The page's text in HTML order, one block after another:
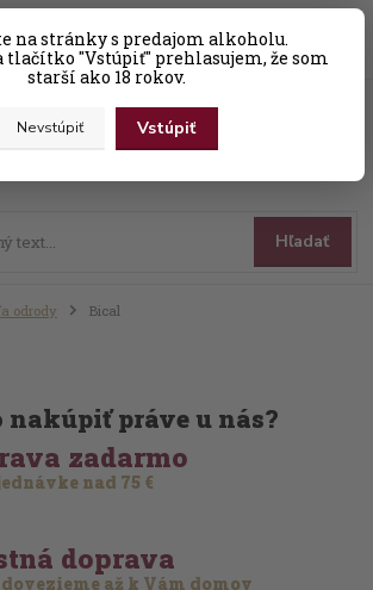
na stránky s predajom alkoholu.
"Vstúpiť" prehlasujem, že som
starší ako 18 rokov.
Nevstúpiť Vstúpiť
Hľadať
8 za0,00 EUR
odrody Bical
nakúpiť práve u nás?
zadarmo
nad 75 €
doprava
až k Vám domov